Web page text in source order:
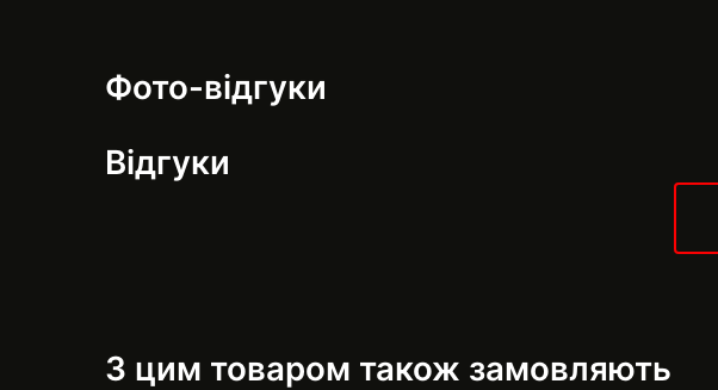
Фото-відгуки
Відгуки
З цим товаром також замовляють